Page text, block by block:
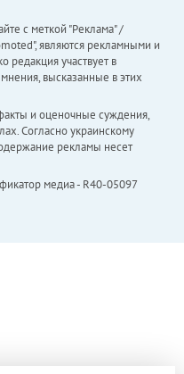
с меткой "Реклама" /
являются рекламными и
редакция участвует в
высказанные в этих
и оценочные суждения,
Согласно украинскому
рекламы несет
медиа - R40-05097